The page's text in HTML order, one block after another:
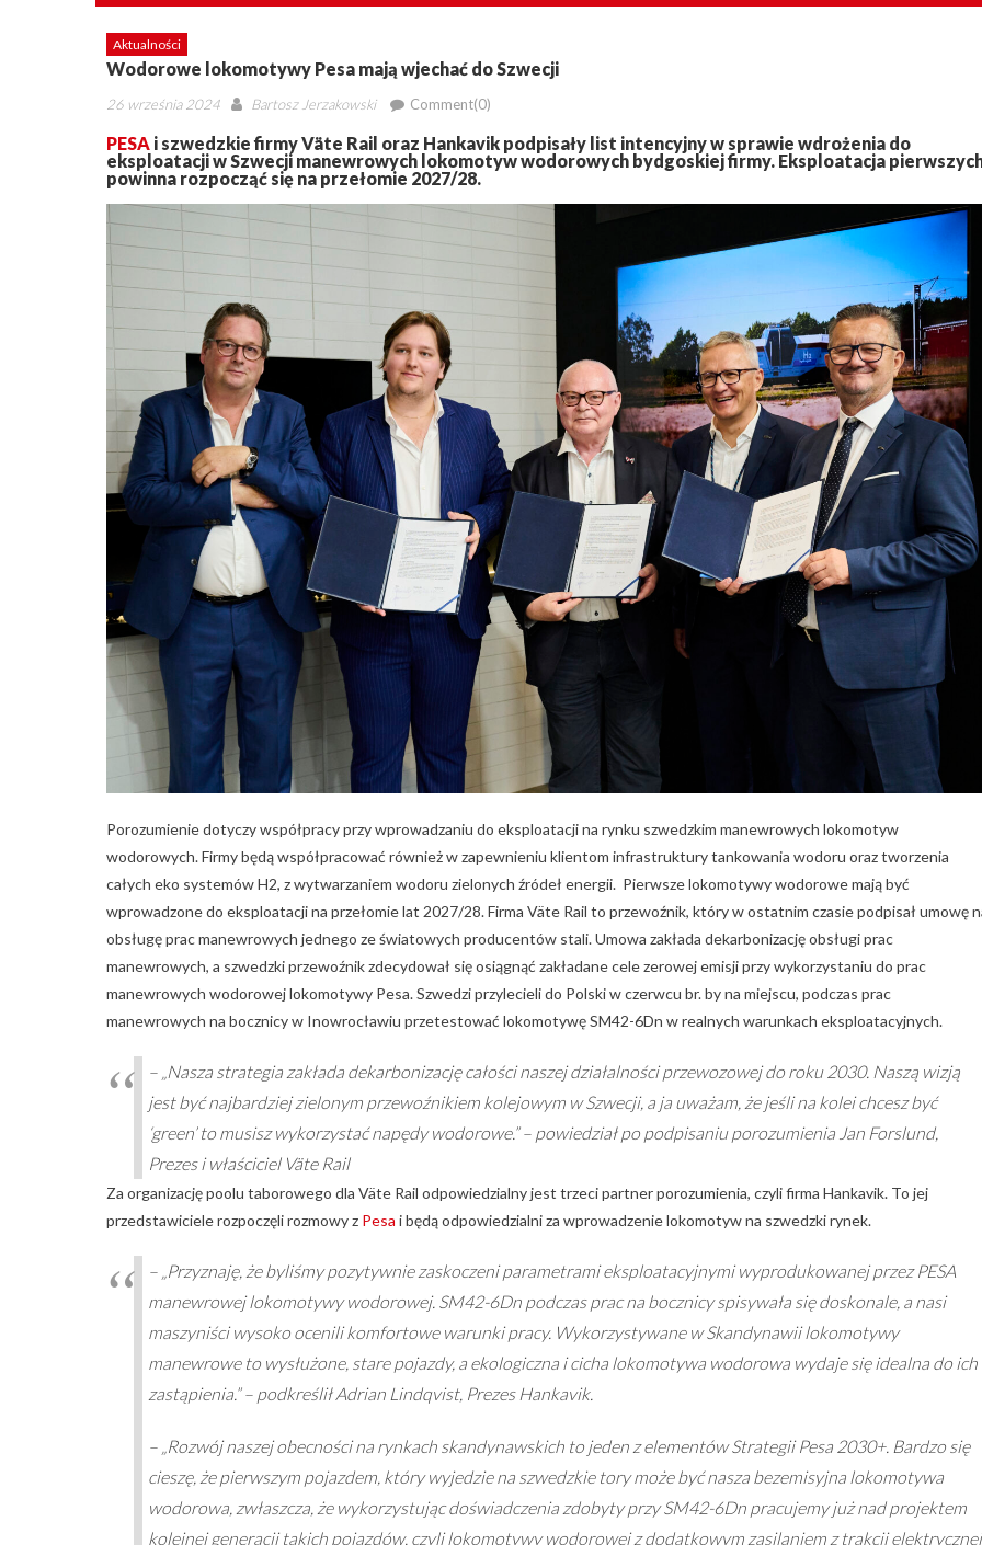
Aktualności
Wodorowe lokomotywy Pesa mają wjechać do Szwecji
Posted
26 września 2024 Author
Bartosz Jerzakowski Comment(0)
PESA i szwedzkie firmy Väte Rail oraz Hankavik podpisały list intencyjny w sprawie wdrożenia do
eksploatacji w Szwecji manewrowych lokomotyw wodorowych bydgoskiej firmy. Eksploatacja
powinna rozpocząć się na przełomie 2027/28.
Porozumienie dotyczy współpracy przy wprowadzaniu do eksploatacji na rynku szwedzkim manewrowych lokomotyw
wodorowych. Firmy będą współpracować również w zapewnieniu klientom infrastruktury tankowania wodoru oraz tworzenia
całych eko systemów H2, z wytwarzaniem wodoru zielonych źródeł energii. Pierwsze lokomotywy wodorowe mają być
wprowadzone do eksploatacji na przełomie lat 2027/28. Firma Väte Rail to przewoźnik, który w ostatnim czasie podpisał umowę
obsługę prac manewrowych jednego ze światowych producentów stali. Umowa zakłada dekarbonizację obsługi prac
manewrowych, a szwedzki przewoźnik zdecydował się osiągnąć zakładane cele zerowej emisji przy wykorzystaniu do prac
manewrowych wodorowej lokomotywy Pesa. Szwedzi przylecieli do Polski w czerwcu br. by na miejscu, podczas prac
manewrowych na bocznicy w Inowrocławiu przetestować lokomotywę SM42-6Dn w realnych warunkach eksploatacyjnych.
– „Nasza strategia zakłada dekarbonizację całości naszej działalności przewozowej do roku 2030. Naszą wizją
jest być najbardziej zielonym przewoźnikiem kolejowym w Szwecji, a ja uważam, że jeśli na kolei chcesz być
‘green’ to musisz wykorzystać napędy wodorowe.” – powiedział po podpisaniu porozumienia Jan Forslund,
Prezes i właściciel Väte Rail
Za organizację poolu taborowego dla Väte Rail odpowiedzialny jest trzeci partner porozumienia, czyli firma Hankavik. To jej
przedstawiciele rozpoczęli rozmowy z Pesa i będą odpowiedzialni za wprowadzenie lokomotyw na szwedzki rynek.
– „Przyznaję, że byliśmy pozytywnie zaskoczeni parametrami eksploatacyjnymi wyprodukowanej przez PESA
manewrowej lokomotywy wodorowej. SM42-6Dn podczas prac na bocznicy spisywała się doskonale, a nasi
maszyniści wysoko ocenili komfortowe warunki pracy. Wykorzystywane w Skandynawii lokomotywy
manewrowe to wysłużone, stare pojazdy, a ekologiczna i cicha lokomotywa wodorowa wydaje się idealna do ich
zastąpienia.” – podkreślił Adrian Lindqvist, Prezes Hankavik.
– „Rozwój naszej obecności na rynkach skandynawskich to jeden z elementów Strategii Pesa 2030+. Bardzo się
cieszę, że pierwszym pojazdem, który wyjedzie na szwedzkie tory może być nasza bezemisyjna lokomotywa
wodorowa, zwłaszcza, że wykorzystując doświadczenia zdobyty przy SM42-6Dn pracujemy już nad projektem
kolejnej generacji takich pojazdów, czyli lokomotywy wodorowej z dodatkowym zasilaniem z trakcji